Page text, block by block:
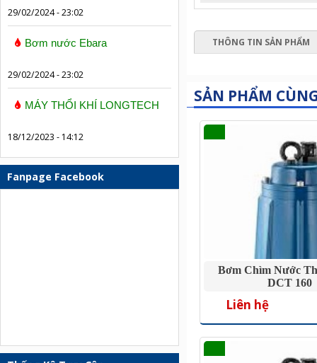
29/02/2024 - 23:02
Bơm nước Ebara
29/02/2024 - 23:02
MÁY THỔI KHÍ LONGTECH
18/12/2023 - 14:12
Fanpage Facebook
THÔNG TIN SẢN PHẨM
SẢN PHẨM
Bơm Chìm Nước
DCT 160
Liên hệ